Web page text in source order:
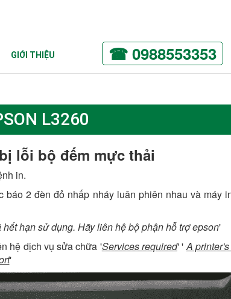
GIỚI THIỆU ☎ 0988553353
L3260
lỗi bộ đếm mực thải
in.
2 đèn đỏ nhấp nháy luân phiên nhau và máy
hạn sử dụng. Hãy liên hệ bộ phận hỗ trợ epson'
hệ dịch vụ sửa chữa 'Services required' 'A
'